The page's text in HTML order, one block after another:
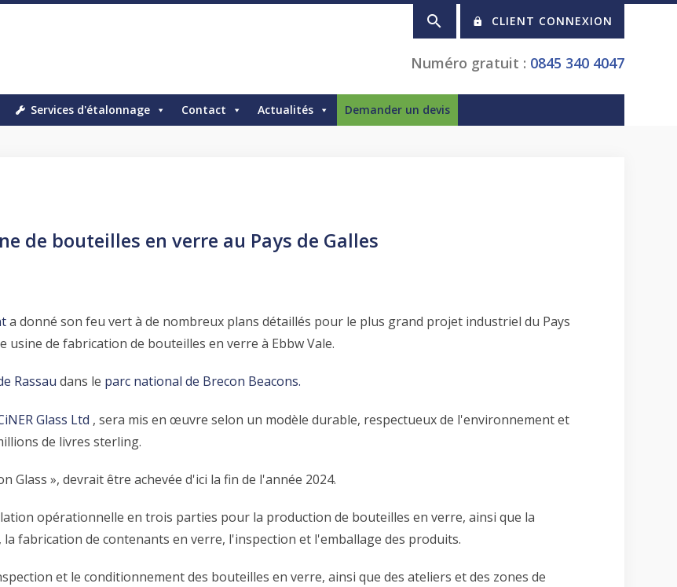
CLIENT CONNEXION
Numéro gratuit : 0845 340 4047
Services d'étalonnage Contact Actualités Demander un devis
de bouteilles en verre au Pays de Galles
a donné son feu vert à de nombreux plans détaillés pour le plus grand projet industriel du Pays
usine de fabrication de bouteilles en verre à Ebbw Vale.
Rassau dans le parc national de Brecon Beacons.
Glass Ltd , sera mis en œuvre selon un modèle durable, respectueux de l'environnement et
de livres sterling.
Glass », devrait être achevée d'ici la fin de l'année 2024.
opérationnelle en trois parties pour la production de bouteilles en verre, ainsi que la
fabrication de contenants en verre, l'inspection et l'emballage des produits.
et le conditionnement des bouteilles en verre, ainsi que des ateliers et des zones de